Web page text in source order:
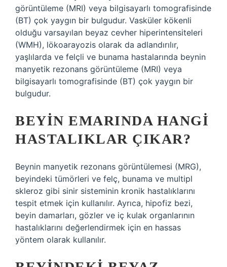
görüntüleme (MRI) veya bilgisayarlı tomografisinde
(BT) çok yaygın bir bulgudur. Vasküler kökenli
olduğu varsayılan beyaz cevher hiperintensiteleri
(WMH), lökoarayozis olarak da adlandırılır,
yaşlılarda ve felçli ve bunama hastalarında beynin
manyetik rezonans görüntüleme (MRI) veya
bilgisayarlı tomografisinde (BT) çok yaygın bir
bulgudur.
BEYIN EMARINDA HANGI
HASTALIKLAR ÇIKAR?
Beynin manyetik rezonans görüntülemesi (MRG),
beyindeki tümörleri ve felç, bunama ve multipl
skleroz gibi sinir sisteminin kronik hastalıklarını
tespit etmek için kullanılır. Ayrıca, hipofiz bezi,
beyin damarları, gözler ve iç kulak organlarının
hastalıklarını değerlendirmek için en hassas
yöntem olarak kullanılır.